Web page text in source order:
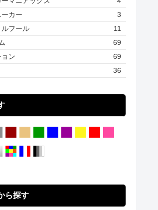
カー
3
フール
11
69
ン
69
36
ら探す